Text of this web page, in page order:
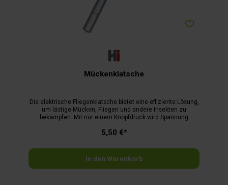
Mückenklatsche
Die elektrische Fliegenklatsche bietet eine effiziente Lösung,
um lästige Mücken, Fliegen und andere Insekten zu
bekämpfen. Mit nur einem Knopfdruck wird Spannung
den Menschen ungefährlichen Stromschlag. Mit dieser
Giftstoffe überflüssig.Die elektrische Fliegenklatsche eignet
sich perfekt für den Einsatz zu Hause, beim Camping, beim
Grillen, beim Angeln oder im Urlaub. Es werden 2 AA-
Batterien benötigt.Bitte beachten: kein Spielzeug!
5,50 €*
In den Warenkorb